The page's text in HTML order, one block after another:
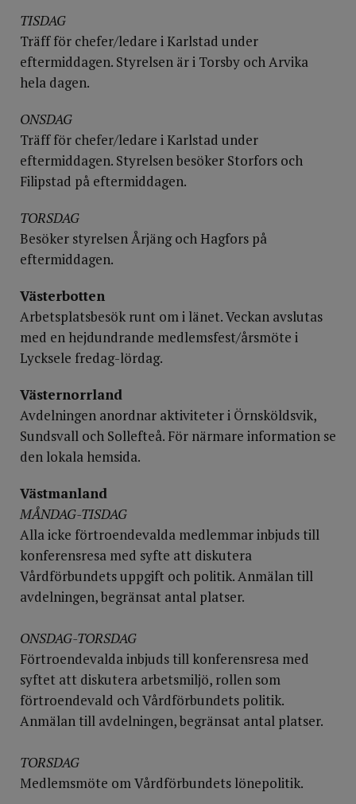
TISDAG
Träff för chefer/ledare i Karlstad under
eftermiddagen. Styrelsen är i Torsby och Arvika
hela dagen.
ONSDAG
Träff för chefer/ledare i Karlstad under
eftermiddagen. Styrelsen besöker Storfors och
Filipstad på eftermiddagen.
TORSDAG
Besöker styrelsen Årjäng och Hagfors på
eftermiddagen.
Västerbotten
Arbetsplatsbesök runt om i länet. Veckan avslutas
med en hejdundrande medlemsfest/årsmöte i
Lycksele fredag-lördag.
Västernorrland
Avdelningen anordnar aktiviteter i Örnsköldsvik,
Sundsvall och Sollefteå. För närmare information se
den lokala hemsida.
Västmanland
MÅNDAG-TISDAG
Alla icke förtroendevalda medlemmar inbjuds till
konferensresa med syfte att diskutera
Vårdförbundets uppgift och politik. Anmälan till
avdelningen, begränsat antal platser.
ONSDAG-TORSDAG
Förtroendevalda inbjuds till konferensresa med
syftet att diskutera arbetsmiljö, rollen som
förtroendevald och Vårdförbundets politik.
Anmälan till avdelningen, begränsat antal platser.
TORSDAG
Medlemsmöte om Vårdförbundets lönepolitik.